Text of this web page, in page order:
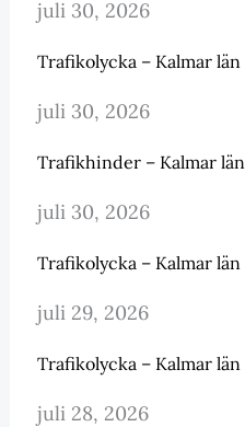
juli 30, 2026
Trafikolycka – Kalmar län
juli 30, 2026
Trafikhinder – Kalmar län
juli 30, 2026
Trafikolycka – Kalmar län
juli 29, 2026
Trafikolycka – Kalmar län
juli 28, 2026